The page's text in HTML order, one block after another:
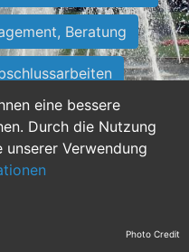
eine bessere
Durch die Nutzung
unserer Verwendung
Beratung
Sekretariat
Ausbildung Photo Credit